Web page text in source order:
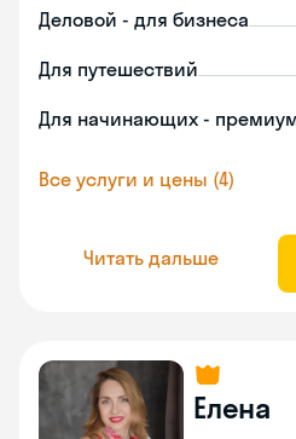
Деловой - для бизнеса
Для путешествий
Для начинающих -
Все услуги и цены (4)
Читать дальше
Елена